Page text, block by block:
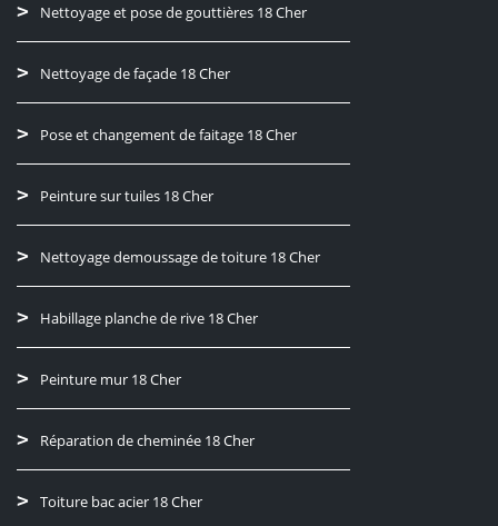
Nettoyage et pose de gouttières 18 Cher
Nettoyage de façade 18 Cher
Pose et changement de faitage 18 Cher
Peinture sur tuiles 18 Cher
Nettoyage demoussage de toiture 18 Cher
Habillage planche de rive 18 Cher
Peinture mur 18 Cher
Réparation de cheminée 18 Cher
Toiture bac acier 18 Cher